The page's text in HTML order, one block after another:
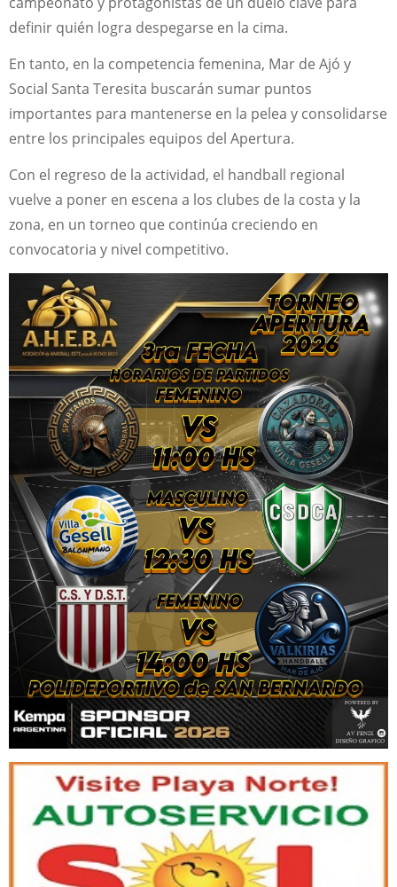
definir quién logra despegarse en la cima.
En tanto, en la competencia femenina, Mar de Ajó y
Social Santa Teresita buscarán sumar puntos
importantes para mantenerse en la pelea y consolidarse
entre los principales equipos del Apertura.
Con el regreso de la actividad, el handball regional
vuelve a poner en escena a los clubes de la costa y la
zona, en un torneo que continúa creciendo en
convocatoria y nivel competitivo.